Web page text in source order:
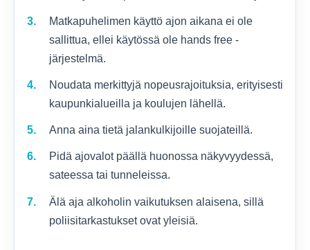
Matkapuhelimen käyttö ajon aikana ei ole
sallittua, ellei käytössä ole hands free -
järjestelmä.
Noudata merkittyjä nopeusrajoituksia, erityisesti
kaupunkialueilla ja koulujen lähellä.
Anna aina tietä jalankulkijoille suojateillä.
Pidä ajovalot päällä huonossa näkyvyydessä,
sateessa tai tunneleissa.
Älä aja alkoholin vaikutuksen alaisena, sillä
poliisitarkastukset ovat yleisiä.